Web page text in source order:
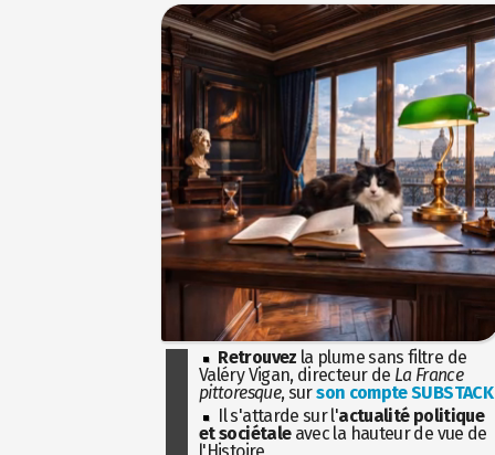
Retrouvez la plume sans filtre de
Valéry Vigan, directeur de La France
pittoresque, surson compte SUBSTACK
Il s'attarde sur l'actualité politique
et sociétaleavec la hauteur de vue de